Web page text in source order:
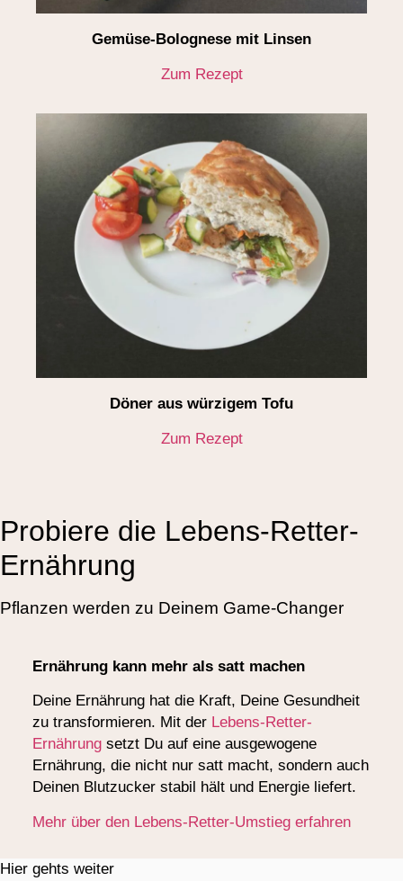
Gemüse-Bolognese mit Linsen
Zum Rezept
Döner aus würzigem Tofu
Zum Rezept
Probiere die Lebens-Retter-
Ernährung
Pflanzen werden zu Deinem Game-Changer
Ernährung kann mehr als satt machen
Deine Ernährung hat die Kraft, Deine Gesundheit
zu transformieren. Mit der Lebens-Retter-
Ernährungsetzt Du auf eine ausgewogene
Ernährung, die nicht nur satt macht, sondern auch
Deinen Blutzucker stabil hält und Energie liefert.
Mehr über den Lebens-Retter-Umstieg erfahren
Hier gehts weiter